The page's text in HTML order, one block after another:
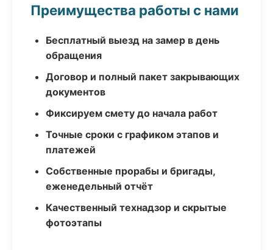
Преимущества работы с нами
Бесплатный выезд на замер в день
обращения
Договор и полный пакет закрывающих
документов
Фиксируем смету до начала работ
Точные сроки с графиком этапов и
платежей
Собственные прорабы и бригады,
еженедельный отчёт
Качественный технадзор и скрытые
фотоэтапы